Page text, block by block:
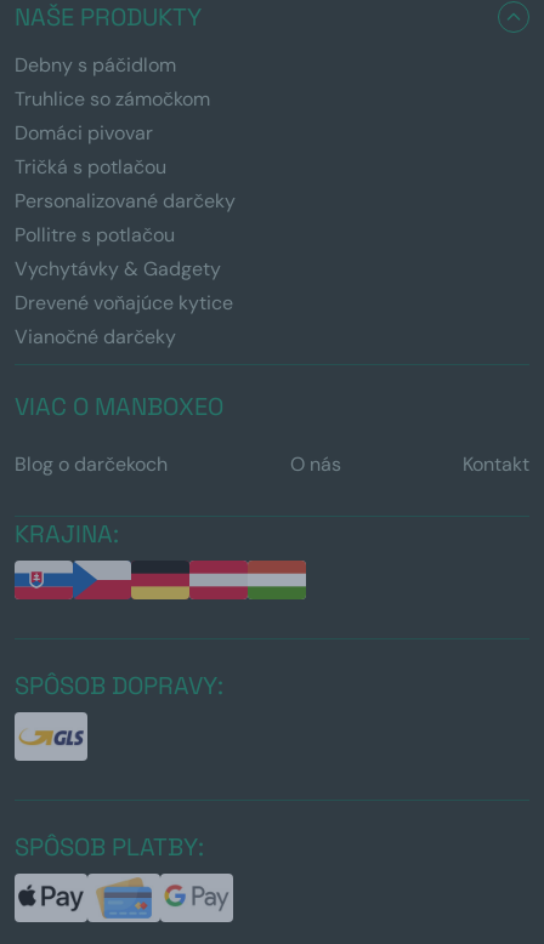
NAŠE PRODUKTY
Debny s páčidlom
Truhlice so zámočkom
Domáci pivovar
Tričká s potlačou
Personalizované darčeky
Pollitre s potlačou
Vychytávky & Gadgety
Drevené voňajúce kytice
Vianočné darčeky
VIAC O MANBOXEO
Blog o darčekoch O nás Kontakt
KRAJINA:
SPÔSOB DOPRAVY:
SPÔSOB PLATBY: